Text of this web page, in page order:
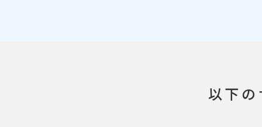
以下